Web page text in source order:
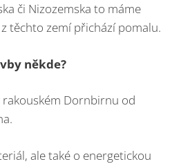
či Nizozemska to máme
těchto zemí přichází pomalu.
někde?
Dornbirnu od
ale také o energetickou